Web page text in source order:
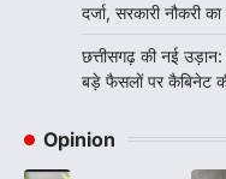
दर्जा, सरकारी नौकरी
छत्तीसगढ़ की नई
बड़े फैसलों पर कैबिनेट
Opinion